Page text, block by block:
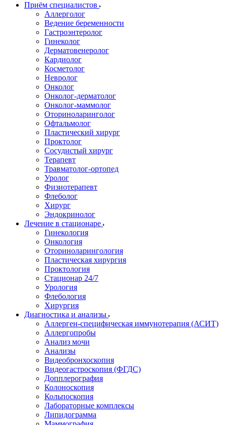
Приём специалистов
Аллерголог
Ведение беременности
Гастроэнтеролог
Гинеколог
Дерматовенеролог
Кардиолог
Косметолог
Невролог
Онколог
Онколог-дерматолог
Онколог-маммолог
Оториноларинголог
Офтальмолог
Пластический хирург
Проктолог
Сосудистый хирург
Терапевт
Травматолог-ортопед
Уролог
Физиотерапевт
Флеболог
Хирург
Эндокринолог
Лечение в стационаре
Гинекология
Онкология
Оториноларингология
Пластическая хирургия
Проктология
Стационар 24/7
Урология
Флебология
Хирургия
Диагностика и анализы
Аллерген-специфическая иммунотерапия (АСИТ)
Аллергопробы
Анализ мочи
Анализы
Видеобронхоскопия
Видеогастроскопия (ФГДС)
Допплерография
Колоноскопия
Кольпоскопия
Лабораторные комплексы
Липидограмма